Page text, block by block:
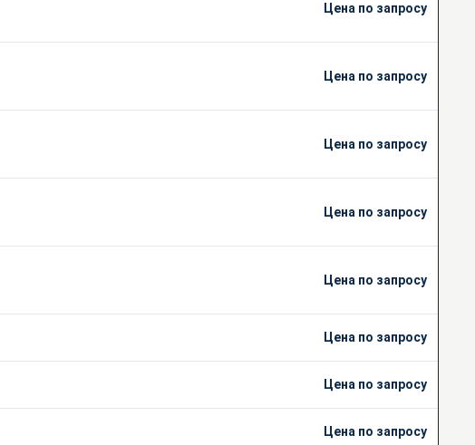
Цена по запросу
Цена по запросу
Цена по запросу
Цена по запросу
Цена по запросу
Цена по запросу
Цена по запросу
Цена по запросу